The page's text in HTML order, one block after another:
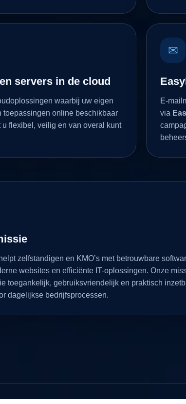
servers in de cloud
waarbij uw eigen
toepassingen online beschikbaar
u flexibel, veilig en van overal kunt
✉
E-
via
zelfstandigen en KMO’s met betrouwbare
websites en efficiënte IT-oplossingen. Onze
toegankelijk, gebruiksvriendelijk en praktisch
dagelijkse bedrijfsprocessen.